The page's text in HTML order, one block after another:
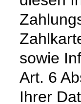
sowie
Art. 6
Ihrer